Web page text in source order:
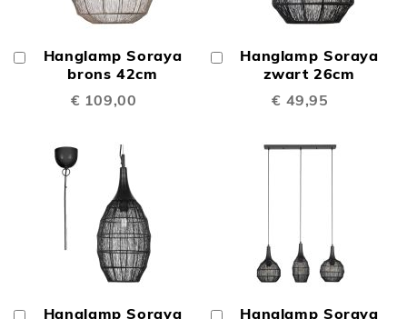
Hanglamp Soraya
brons 42cm
€ 109,00
Winkelwagen
Hanglamp Soraya
zwart 26cm
€ 49,95
Winkelwagen
Hanglamp Soraya
Hanglamp Soraya